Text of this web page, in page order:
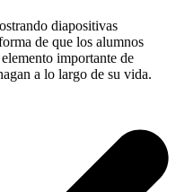
diapositivas
de que los alumnos
importante de
a lo largo de su vida.